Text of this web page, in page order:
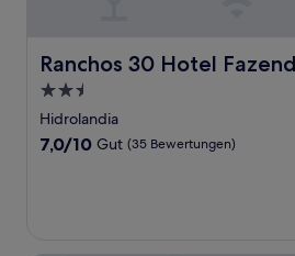
Ranchos 30 Hotel
Ranchos 30 Hotel Fazenda
2.5-
Sterne-
Unterkunft
Hidrolandia
7.0
7,0/10 Gut (35 Bewertungen)